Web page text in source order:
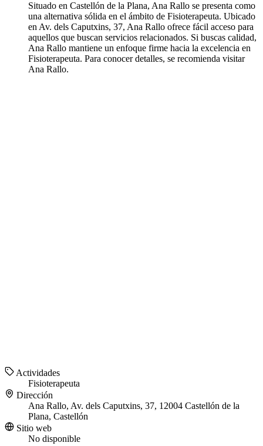
Situado en Castellón de la Plana, Ana Rallo se presenta como
una alternativa sólida en el ámbito de Fisioterapeuta. Ubicado
en Av. dels Caputxins, 37, Ana Rallo ofrece fácil acceso para
aquellos que buscan servicios relacionados. Si buscas calidad,
Ana Rallo mantiene un enfoque firme hacia la excelencia en
Fisioterapeuta. Para conocer detalles, se recomienda visitar
Ana Rallo.
Actividades
Fisioterapeuta
Dirección
Ana Rallo, Av. dels Caputxins, 37, 12004 Castellón de la
Plana, Castellón
Sitio web
No disponible